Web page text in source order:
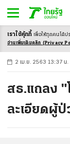
-ก ก ก+
2 เม.ย. 2563 13:37 น.
สธ.แถลง "
ละเอียดผู้
เราใช้คุ้กกี้ เพื่อให้ทุกคนได้ป
อ่านเพิ่มเติมคลิก (Privacy